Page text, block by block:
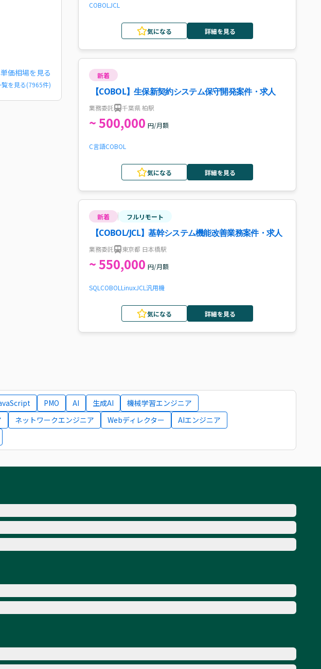
価相場を見る
を見る(7965件)
COBOL JCL
気になる 詳細を見る
新着
【COBOL】生保新契約システム保守開発案件・求人
業務委託 千葉県 柏駅
~ 500,000 円/月額
C言語COBOL
気になる 詳細を見る
新着 フルリモート
【COBOL/JCL】基幹システム機能改善業務案件・求人
業務委託 東京都 日本橋駅
~ 550,000 円/月額
SQL COBOL LinuxJCL 汎用機
気になる 詳細を見る
PMO AI 生成AI
機械学習エンジニア
ネットワークエンジニア Webディレクター
AIエンジニア